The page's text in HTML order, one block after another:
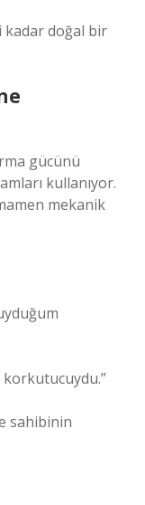
kadar doğal bir
gücünü
kullanıyor.
mekanik
sahibinin